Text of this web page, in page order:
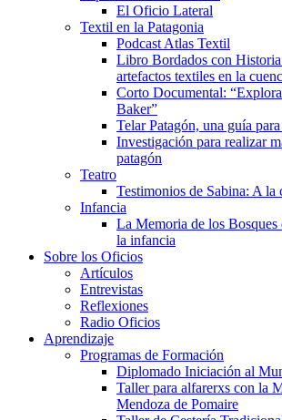
El Oficio Lateral
Textil en la Patagonia
Podcast Atlas Textil
Libro Bordados con
artefactos textiles en la
Corto Documental:
Baker”
Telar Patagón, una guía
Investigación para realizar
patagón
Teatro
Testimonios de Sabina: A la
Infancia
La Memoria de los Bosques
la infancia
Sobre los Oficios
Artículos
Entrevistas
Reflexiones
Radio Oficios
Aprendizaje
Programas de Formación
Diplomado Iniciación al
Taller para alfarerxs con la
Mendoza de Pomaire